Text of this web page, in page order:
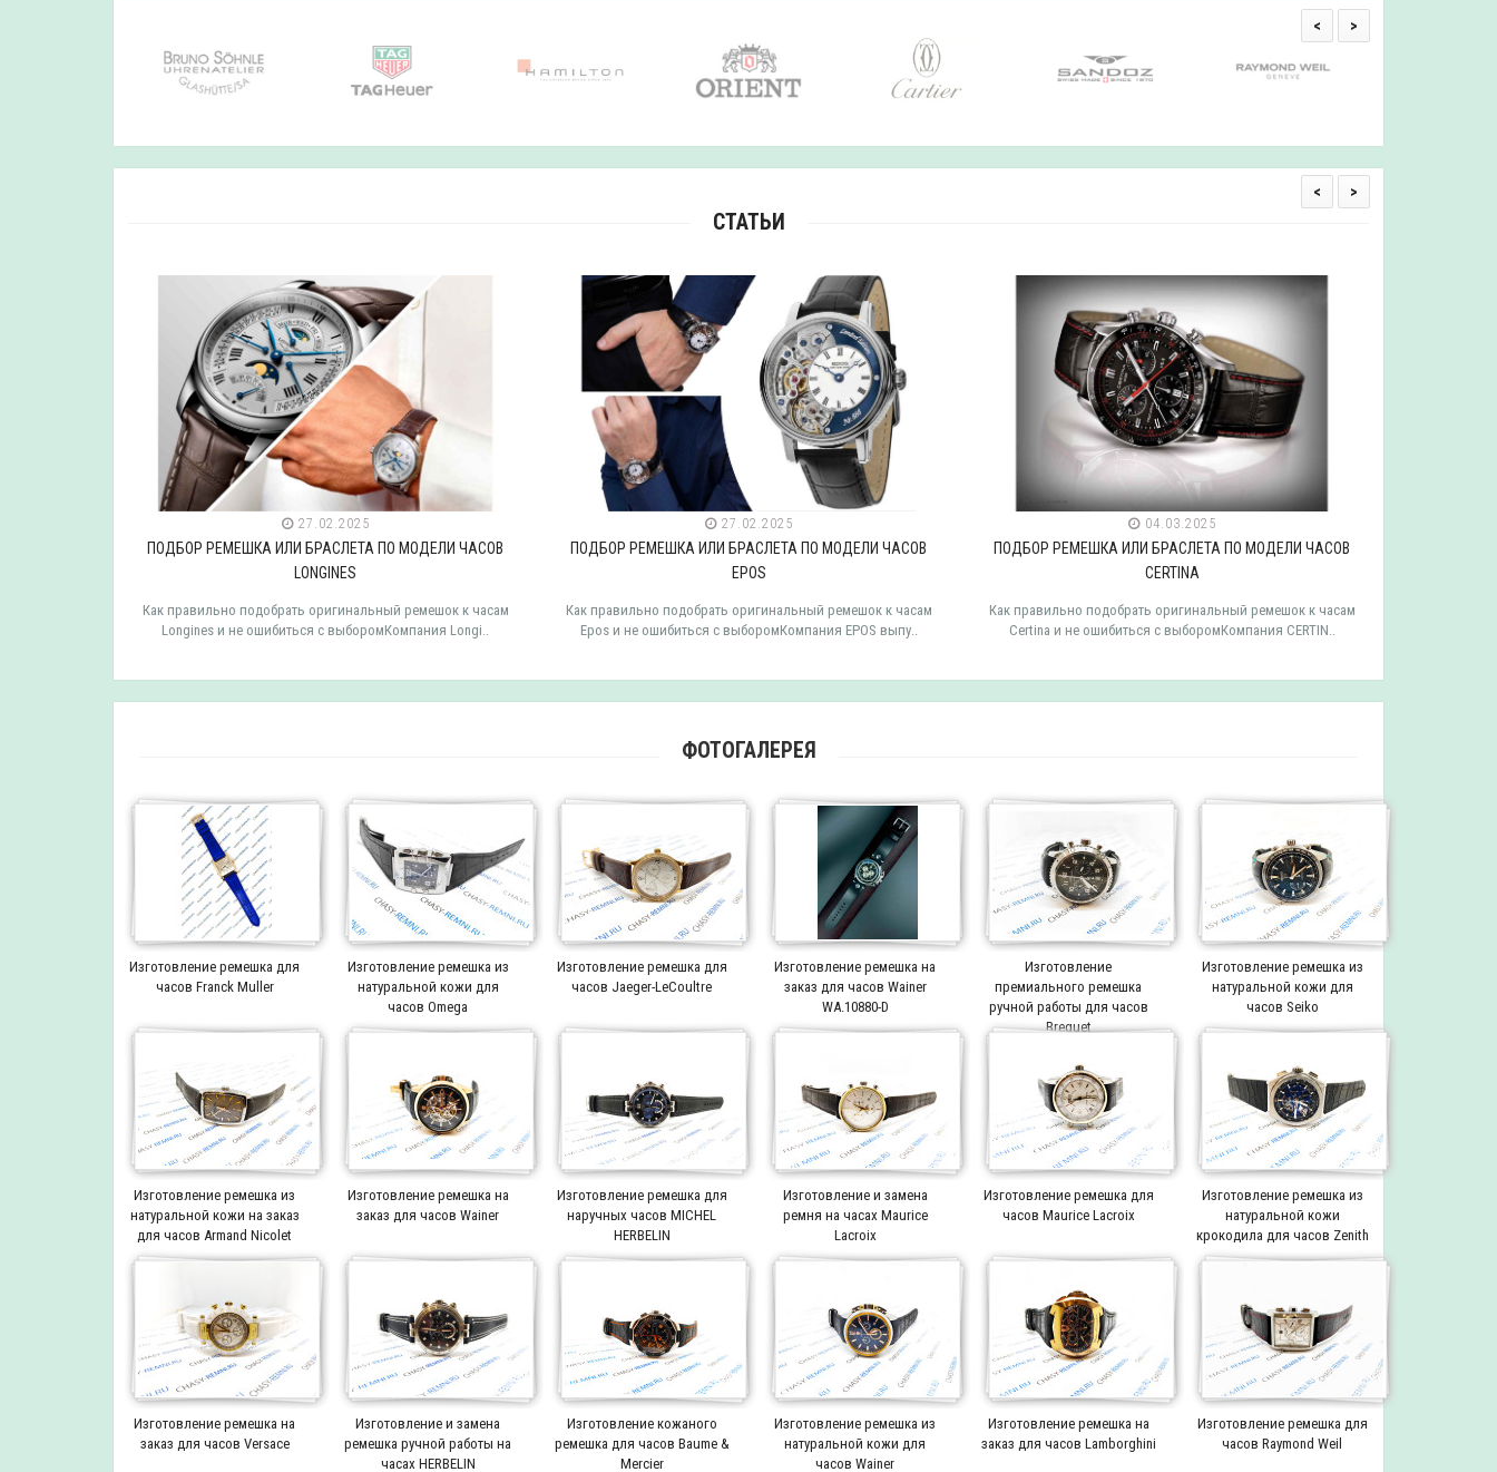
< >
СТАТЬИ
27.02.2025
ПОДБОР РЕМЕШКА ИЛИ БРАСЛЕТА ПО МОДЕЛИ ЧАСОВ
LONGINES
Как правильно подобрать оригинальный ремешок к часам
Longines и не ошибиться с выборомКомпания Longi..
27.02.2025
ПОДБОР РЕМЕШКА ИЛИ БРАСЛЕТА ПО МОДЕЛИ ЧАСОВ
EPOS
Как правильно подобрать оригинальный ремешок к часам
Epos и не ошибиться с выборомКомпания EPOS выпу..
04.03.2025
ПОДБОР РЕМЕШКА ИЛИ БРАСЛЕТА ПО МОДЕЛИ ЧАСОВ
CERTINA
Как правильно подобрать оригинальный ремешок к часам
Certina и не ошибиться с выборомКомпания CERTIN..
< >
ФОТОГАЛЕРЕЯ
Изготовление ремешка для
часов Franck Muller
Изготовление ремешка из
натуральной кожи для
часов Omega
Изготовление ремешка для
часов Jaeger-LeCoultre
Изготовление ремешка на
заказ для часов Wainer
WA.10880-D
Изготовление
премиального ремешка
ручной работы для часов
Breguet
Изготовление ремешка из
натуральной кожи для
часов Seiko
Изготовление ремешка из
натуральной кожи на заказ
для часов Armand Nicolet
Изготовление ремешка на
заказ для часов Wainer
Изготовление ремешка для
наручных часов MICHEL
HERBELIN
Изготовление и замена
ремня на часах Maurice
Lacroix
Изготовление ремешка для
часов Maurice Lacroix
Изготовление ремешка из
натуральной кожи
крокодила для часов Zenith
Изготовление ремешка на
заказ для часов Versace
Изготовление и замена
ремешка ручной работы на
часах HERBELIN
Изготовление кожаного
ремешка для часов Baume &
Mercier
Изготовление ремешка из
натуральной кожи для
часов Wainer
Изготовление ремешка на
заказ для часов Lamborghini
Изготовление ремешка для
часов Raymond Weil